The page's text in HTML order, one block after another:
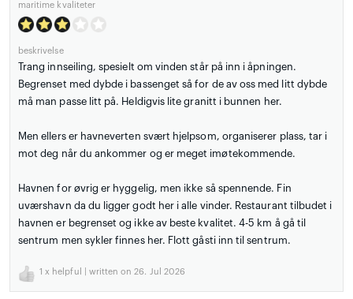
maritime kvaliteter
beskrivelse
Trang innseiling, spesielt om vinden står på inn i åpningen.
Begrenset med dybde i bassenget så for de av oss med litt dybde
må man passe litt på. Heldigvis lite granitt i bunnen her.
Men ellers er havneverten svært hjelpsom, organiserer plass, tar i
mot deg når du ankommer og er meget imøtekommende.
Havnen for øvrig er hyggelig, men ikke så spennende. Fin
uværshavn da du ligger godt her i alle vinder. Restaurant tilbudet i
havnen er begrenset og ikke av beste kvalitet. 4-5 km å gå til
sentrum men sykler finnes her. Flott gåsti inn til sentrum.
1 x helpful | written on 26. Jul 2026